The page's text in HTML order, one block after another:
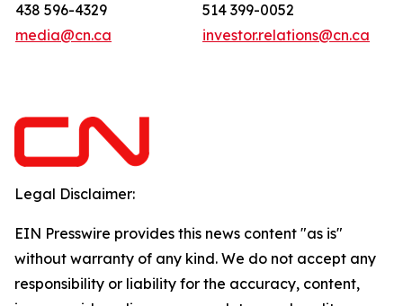
438 596-4329
media@cn.ca
514 399-0052
investor.relations@cn.ca
Legal Disclaimer:
EIN Presswire provides this news content "as is"
without warranty of any kind. We do not accept any
responsibility or liability for the accuracy, content,